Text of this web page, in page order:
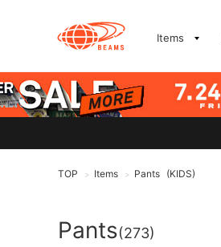
Items
TOP > Items > Pants (KIDS)
Pants(273)